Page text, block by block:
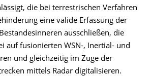
die bei terrestrischen Verfahren
eine valide Erfassung der
ausschließen, die
auf fusionierten WSN-, Inertial- und
und gleichzeitig im Zuge der
mittels Radar digitalisieren.